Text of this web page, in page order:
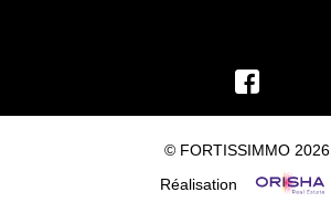
© FORTISSIMMO 2026
Réalisation